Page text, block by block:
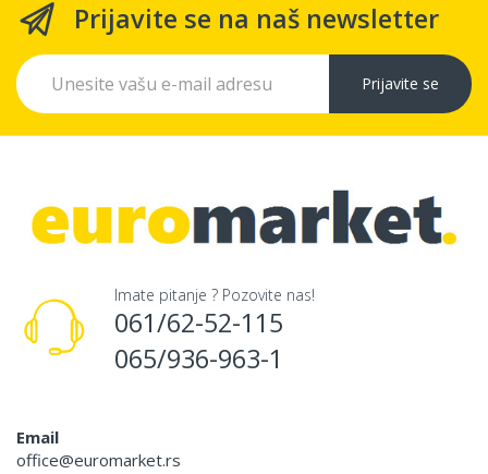
Prijavite se na naš newsletter
Prijavite se
Imate pitanje ? Pozovite nas!
061/62-52-115
065/936-963-1
Email
office@euromarket.rs